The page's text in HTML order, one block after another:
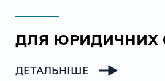
ДЛЯ ЮРИДИЧНИХ
ДЕТАЛЬНІШЕ